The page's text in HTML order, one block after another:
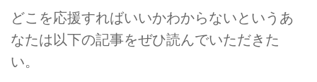
どこを応援すればいいかわからないというあ
なたは以下の記事をぜひ読んでいただきた
い。